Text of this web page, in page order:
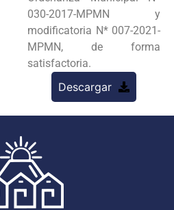
030-2017-MPMN y
modificatoria N* 007-2021-
MPMN, de forma
satisfactoria.
Descargar